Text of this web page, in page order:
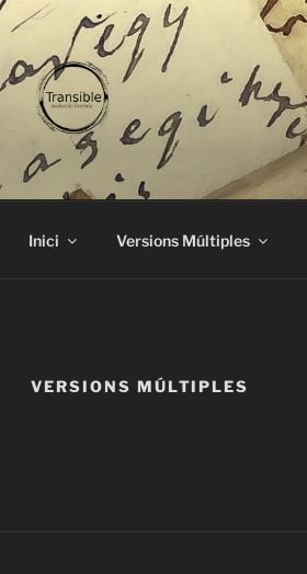
TRANSIBLE
traducció literària
Inici Versions Múltiples
VERSIONS MÚLTIPLES